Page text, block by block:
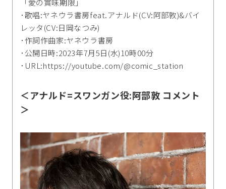
「愛の賞味期限」
･歌唱:ヤネウラ書房feat.アナルド(CV:阿部敦)&バイ
レッタ(CV:日岡なつみ)
･作詞作曲家:ヤネウラ書房
･公開日時:2023年7月5日(水)10時00分
･URL:https://youtube.com/@comic_station
＜アナルド=スワンガン役:阿部敦 コメント
＞